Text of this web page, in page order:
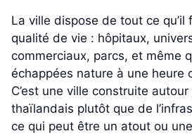
La ville dispose de tout ce qu’il
qualité de vie : hôpitaux,
commerciaux, parcs, et même
échappées nature à une heure
C’est une ville construite
thaïlandais plutôt que de
ce qui peut être un atout ou